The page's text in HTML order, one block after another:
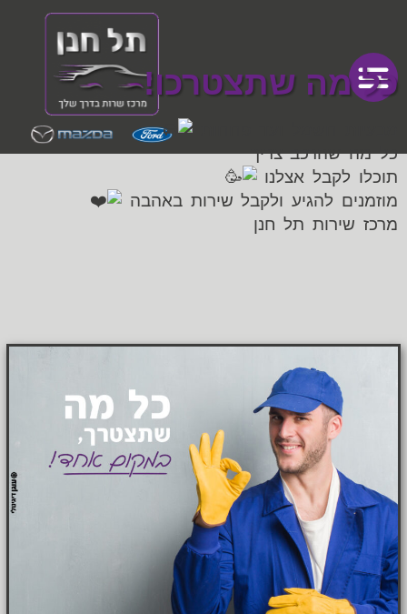
כל מה שתצטרכו!
מבעיות חשמל ועד פחחות
כל מה שהרכב צריך
תוכלו לקבל אצלנו
מוזמנים להגיע ולקבל שירות באהבה
מרכז שירות תל חנן